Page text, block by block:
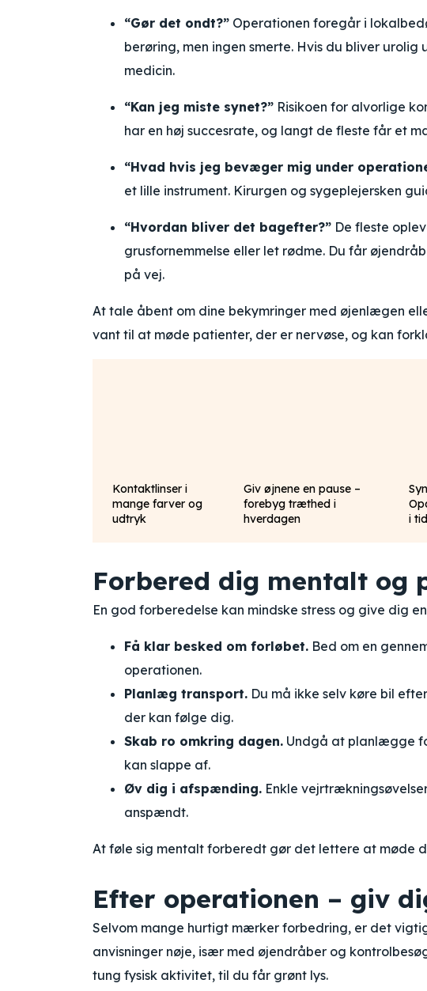
“Gør det ondt?” Operationen foregår i
berøring, men ingen smerte. Hvis du bliver
medicin.
“Kan jeg miste synet?” Risikoen for alvorlige
har en høj succesrate, og langt de fleste får et
“Hvad hvis jeg bevæger mig under
et lille instrument. Kirurgen og sygeplejersken
“Hvordan bliver det bagefter?” De fleste
grusfornemmelse eller let rødme. Du får
på vej.
At tale åbent om dine bekymringer med øjenlægen
vant til at møde patienter, der er nervøse, og kan
Kontaktlinser i
mange farver og
udtryk
Giv øjnene en pause –
forebyg træthed i
hverdagen
i
Forbered dig mentalt og
En god forberedelse kan mindske stress og give dig
Få klar besked om forløbet. Bed om en
operationen.
Planlæg transport. Du må ikke selv køre bil
der kan følge dig.
Skab ro omkring dagen. Undgå at planlægge
kan slappe af.
Øv dig i afspænding. Enkle
anspændt.
At føle sig mentalt forberedt gør det lettere at møde
Efter operationen – giv
Selvom mange hurtigt mærker forbedring, er det
anvisninger nøje, især med øjendråber og
tung fysisk aktivitet, til du får grønt lys.